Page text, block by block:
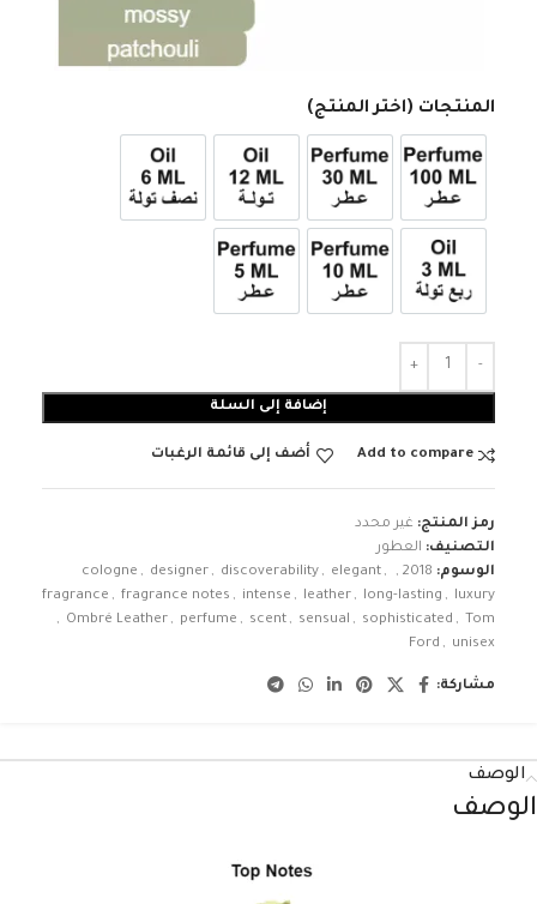
المنتجات (اختر المنتج)
عطر 100ml عطر 30ml 12ml زيت تولة 6ml زيت نصف تولة
3ml زيت ربع تولة عطر 10ml عطر 5ml
إضافة إلى السلة
Add to compare أضف إلى قائمة الرغبات
رمز المنتج: غير محدد
التصنيف: العطور
الوسوم: 2018
,
cologne , designer , discoverability , elegant ,
fragrance , fragrance notes , intense , leather , long-lasting , luxury
, Ombré Leather , perfume , scent , sensual , sophisticated ,
Tom
Ford , unisex
مشاركة:
الوصف
الوصف